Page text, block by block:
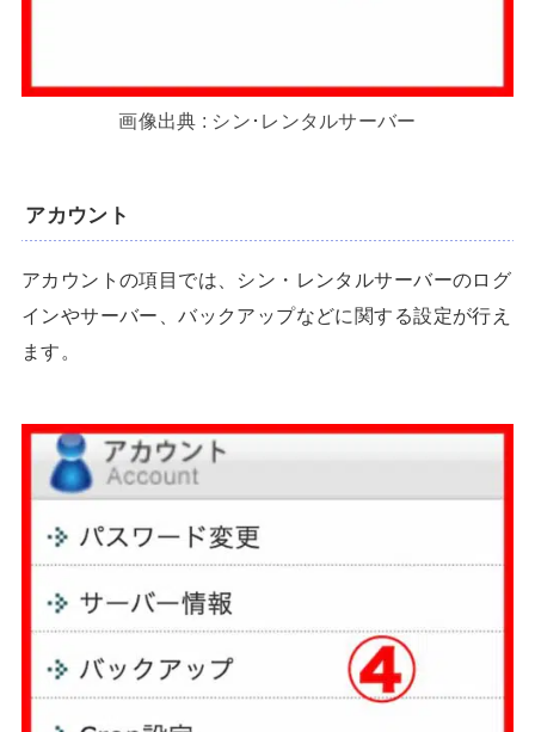
画像出典 : シン･レンタルサーバー
アカウント
アカウントの項目では、シン・レンタルサーバーのログ
インやサーバー、バックアップなどに関する設定が行え
ます。